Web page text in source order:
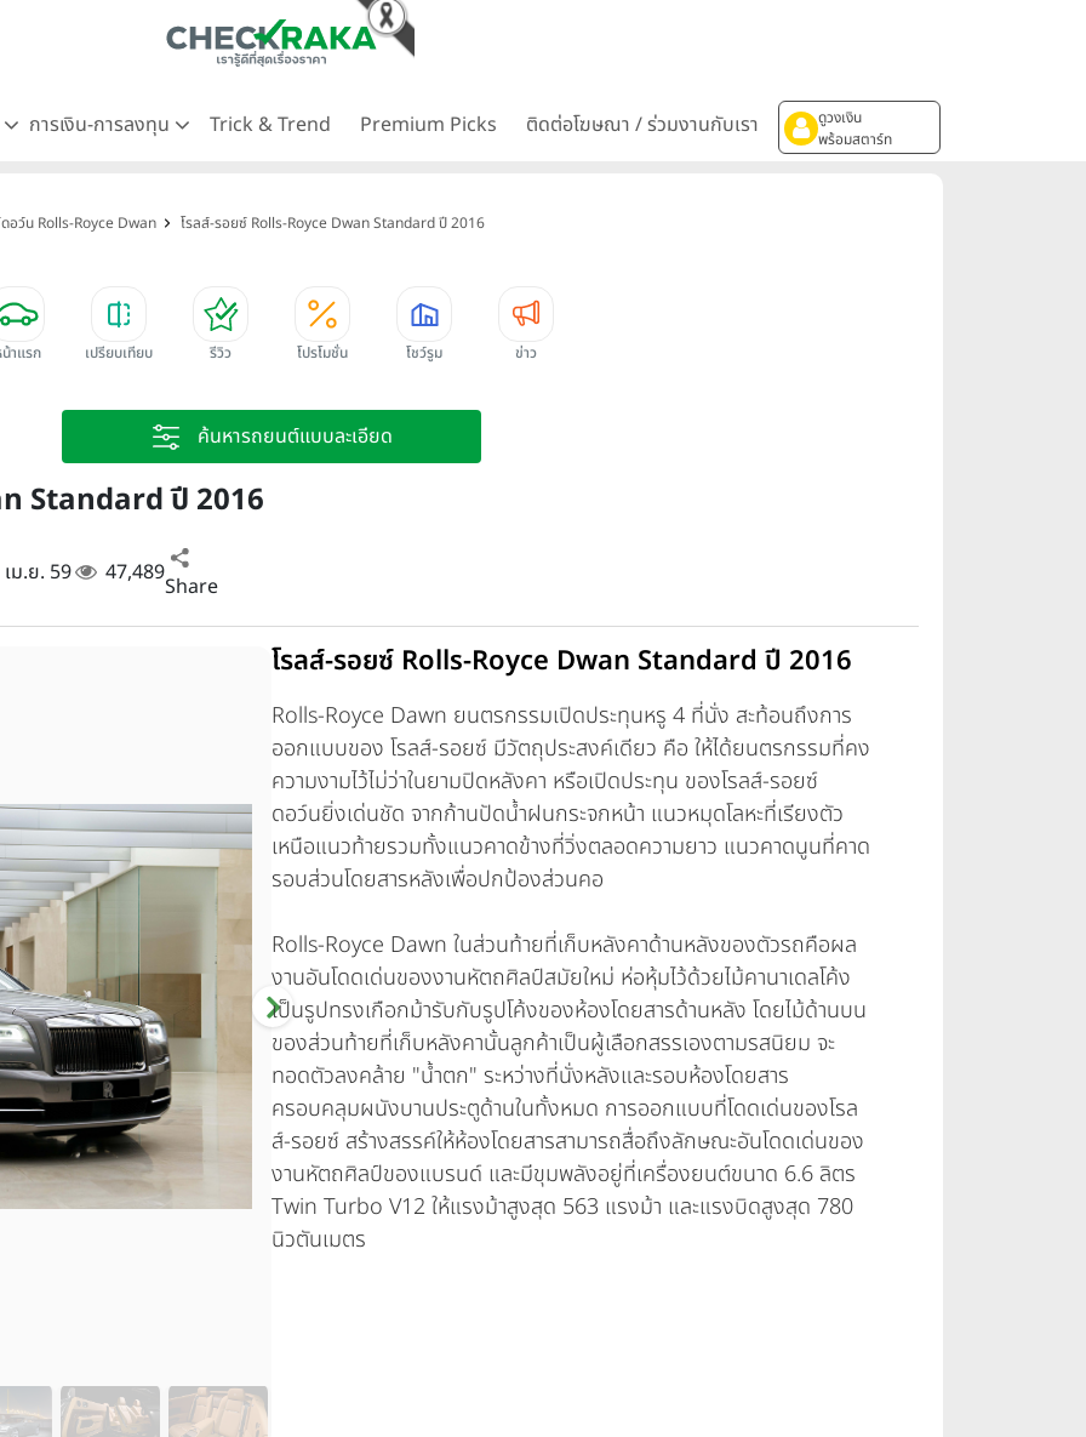
การเงิน-การลงทุน Trick & Trend Premium Picks ติดต่อโฆษณา / ร่วมงานกับเรา
ดูวงเงิน
พร้อมสตาร์ท
อว์น Rolls-Royce Dwan โรลส์-รอยซ์ Rolls-Royce Dwan Standard ปี 2016
าแรก เปรียบเทียบ รีวิว โปรโมชั่น โชว์รูม ข่าว
ค้นหารถยนต์แบบละเอียด
Standard ปี 2016
ม.ย. 59 47,489Share
โรลส์-รอยซ์ Rolls-Royce Dwan Standard ปี 2016
Rolls-Royce Dawn ยนตรกรรมเปิดประทุนหรู 4 ที่นั่ง สะท้อนถึงการ
ออกแบบของ โรลส์-รอยซ์ มีวัตถุประสงค์เดียว คือ ให้ได้ยนตรกรรมที่คง
ความงามไว้ไม่ว่าในยามปิดหลังคา หรือเปิดประทุน ของโรลส์-รอยซ์
ดอว์นยิ่งเด่นชัด จากก้านปัดน้ำฝนกระจกหน้า แนวหมุดโลหะที่เรียงตัว
เหนือแนวท้ายรวมทั้งแนวคาดข้างที่วิ่งตลอดความยาว แนวคาดนูนที่คาด
รอบส่วนโดยสารหลังเพื่อปกป้องส่วนคอ
Rolls-Royce Dawn ในส่วนท้ายที่เก็บหลังคาด้านหลังของตัวรถคือผล
งานอันโดดเด่นของงานหัตถศิลป์สมัยใหม่ ห่อหุ้มไว้ด้วยไม้คานาเดลโค้ง
เป็นรูปทรงเกือกม้ารับกับรูปโค้งของห้องโดยสารด้านหลัง โดยไม้ด้านบน
ของส่วนท้ายที่เก็บหลังคานั้นลูกค้าเป็นผู้เลือกสรรเองตามรสนิยม จะ
ทอดตัวลงคล้าย "น้ำตก" ระหว่างที่นั่งหลังและรอบห้องโดยสาร
ครอบคลุมผนังบานประตูด้านในทั้งหมด การออกแบบที่โดดเด่นของโรล
ส์-รอยซ์ สร้างสรรค์ให้ห้องโดยสารสามารถสื่อถึงลักษณะอันโดดเด่นของ
งานหัตถศิลป์ของแบรนด์ และมีขุมพลังอยู่ที่เครื่องยนต์ขนาด 6.6 ลิตร
Twin Turbo V12 ให้แรงม้าสูงสุด 563 แรงม้า และแรงบิดสูงสุด 780
นิวตันเมตร